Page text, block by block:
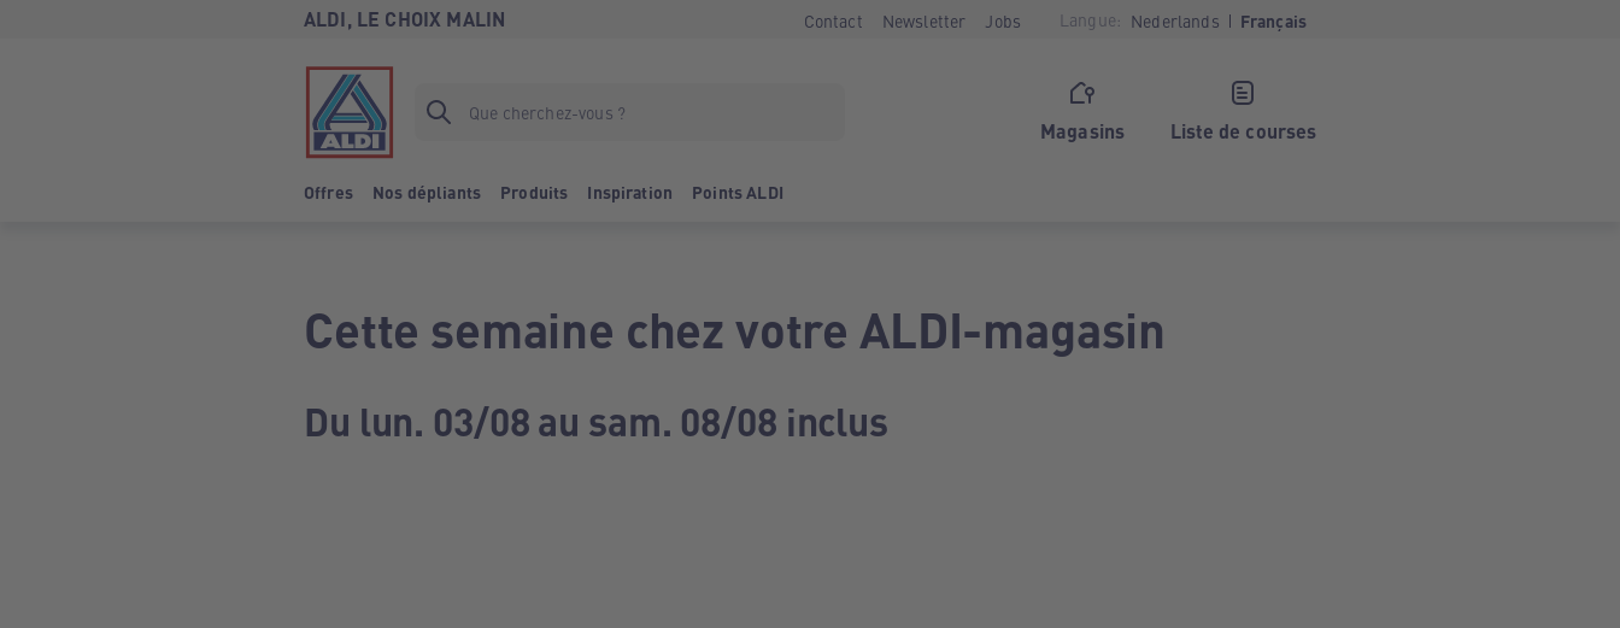
ALDI, LE CHOIX MALIN Contact Newsletter Jobs Langue: Nederlands Français
Magasins Liste de courses
Offres Nos dépliants Produits Inspiration Points ALDI
Cette semaine chez votre ALDI-magasin
Du lun. 03/08 au sam. 08/08 inclus